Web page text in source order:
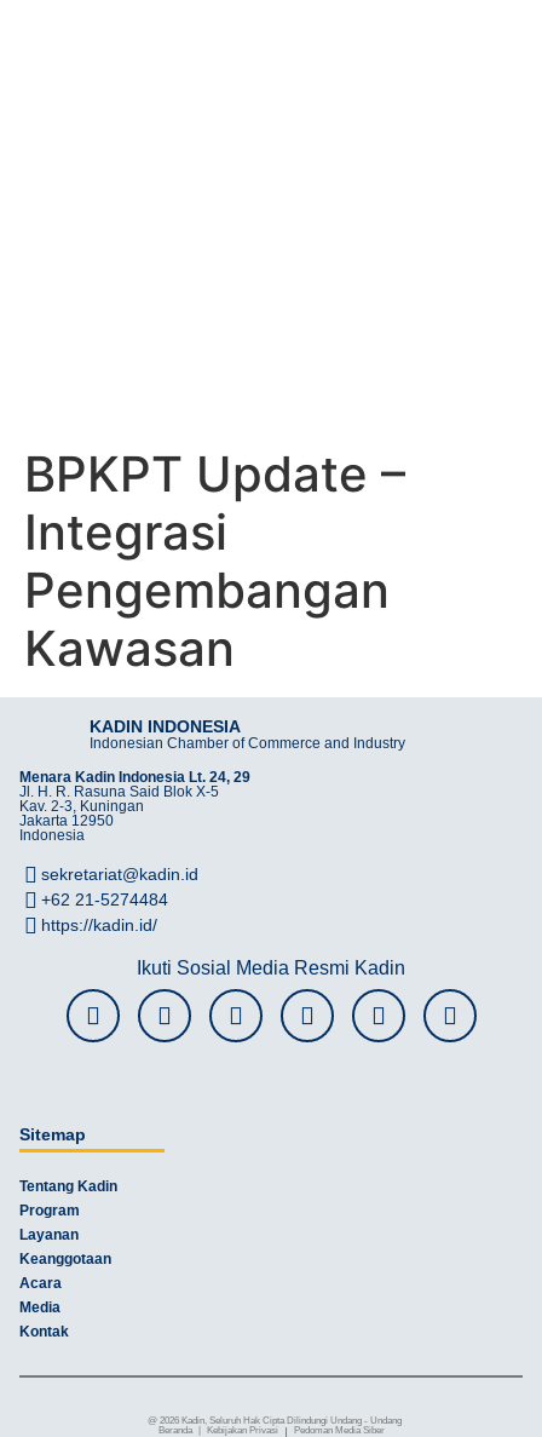
BPKPT Update –
Integrasi
Pengembangan
Kawasan
KADIN INDONESIA
Indonesian Chamber of Commerce and Industry
Menara Kadin Indonesia Lt. 24, 29
Jl. H. R. Rasuna Said Blok X-5
Kav. 2-3, Kuningan
Jakarta 12950
Indonesia
sekretariat@kadin.id
+62 21-5274484
https://kadin.id/
Ikuti Sosial Media Resmi Kadin
Sitemap
Tentang Kadin
Program
Layanan
Keanggotaan
Acara
Media
Kontak
@ 2026 Kadin, Seluruh Hak Cipta Dilindungi Undang - Undang
Beranda
Kebijakan Privasi Pedoman Media Siber